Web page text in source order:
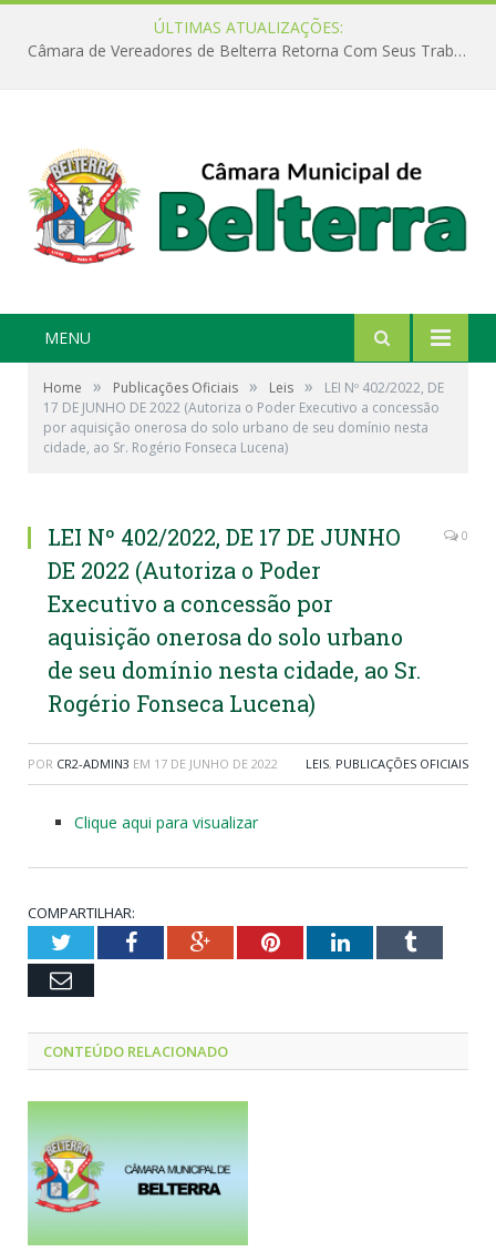
ÚLTIMAS ATUALIZAÇÕES:
Câmara de Vereadores de Belterra Retorna Com Seus Trabalhos Legislativos
MENU
Home » Publicações Oficiais » Leis »
LEI Nº 402/2022, DE
17 DE JUNHO DE 2022 (Autoriza o Poder Executivo a concessão
por aquisição onerosa do solo urbano de seu domínio nesta
cidade, ao Sr. Rogério Fonseca Lucena)
LEI Nº 402/2022, DE 17 DE JUNHO
DE 2022 (Autoriza o Poder
Executivo a concessão por
aquisição onerosa do solo urbano
de seu domínio nesta cidade, ao Sr.
Rogério Fonseca Lucena)
0
POR CR2-ADMIN3 EM 17 DE JUNHO DE 2022 LEIS, PUBLICAÇÕES OFICIAIS
Clique aqui para visualizar
COMPARTILHAR:
TwitterFacebookGoogle+PinterestLinkedInTumblr
Email
CONTEÚDO RELACIONADO